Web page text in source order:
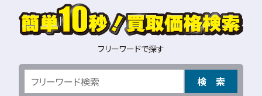
フリーワードで探す
検 索